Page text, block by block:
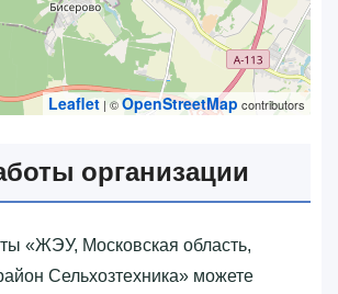
Leaflet | ©OpenStreetMap contributors
организации
«‎ЖЭУ, Московская область,
Сельхозтехника»‎ можете